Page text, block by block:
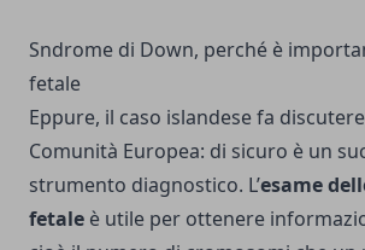
Sndrome di Down, perché è
fetale
Eppure, il caso islandese fa
Comunità Europea: di sicuro è un
strumento diagnostico. L’esame
fetale è utile per ottenere